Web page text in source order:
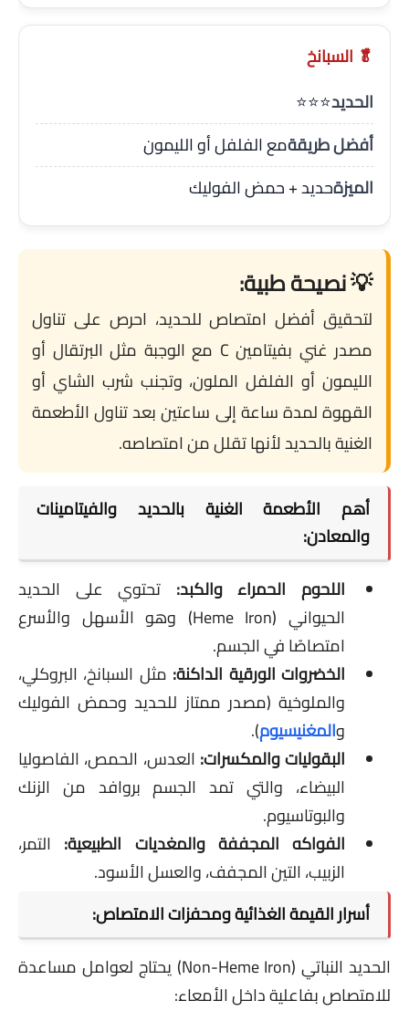
🥬 السبانخ
الحديد⭐⭐⭐
أفضل طريقةمع الفلفل أو الليمون
الميزةحديد + حمض الفوليك
💡 نصيحة طبية:
لتحقيق أفضل امتصاص للحديد، احرص على تناول
مصدر غني بفيتامين C مع الوجبة مثل البرتقال أو
الليمون أو الفلفل الملون، وتجنب شرب الشاي أو
القهوة لمدة ساعة إلى ساعتين بعد تناول الأطعمة
الغنية بالحديد لأنها تقلل من امتصاصه.
أهم الأطعمة الغنية بالحديد والفيتامينات
والمعادن:
اللحوم الحمراء والكبد: تحتوي على الحديد
الحيواني (Heme Iron) وهو الأسهل والأسرع
امتصاصًا في الجسم.
الخضروات الورقية الداكنة: مثل السبانخ، البروكلي،
والملوخية (مصدر ممتاز للحديد وحمض الفوليك
والمغنيسيوم).
البقوليات والمكسرات: العدس، الحمص، الفاصوليا
البيضاء، والتي تمد الجسم بروافد من الزنك
والبوتاسيوم.
الفواكه المجففة والمغديات الطبيعية: التمر،
الزبيب، التين المجفف، والعسل الأسود.
أسرار القيمة الغذائية ومحفزات الامتصاص:
الحديد النباتي (Non-Heme Iron) يحتاج لعوامل مساعدة
للامتصاص بفاعلية داخل الأمعاء: